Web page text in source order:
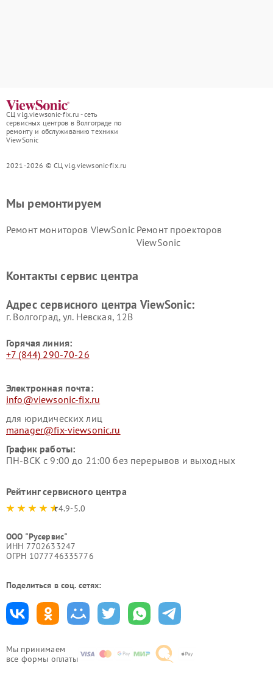
СЦ vlg.viewsonic-fix.ru - сеть
сервисных центров в Волгограде по
ремонту и обслуживанию техники
ViewSonic
2021-2026 © СЦ vlg.viewsonic-fix.ru
Мы принимаем
все формы оплаты
Мы ремонтируем
Ремонт мониторов ViewSonic Ремонт проекторов
ViewSonic
Контакты сервис центра
Адрес сервисного центра ViewSonic:
г. Волгоград, ул. Невская, 12В
Горячая линия:
+7 (844) 290-70-26
Электронная почта:
info@viewsonic-fix.ru
для юридических лиц
manager@fix-viewsonic.ru
График работы:
ПН-ВСК с 9:00 до 21:00 без перерывов и выходных
Рейтинг сервисного центра
4.9-5.0
ООО "Русервис"
ИНН 7702633247
ОГРН 1077746335776
Поделиться в соц. сетях: